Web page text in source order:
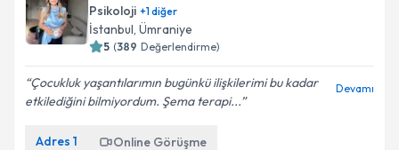
Psikoloji +1diğer
İstanbul, Ümraniye
5 (389 Değerlendirme)
Çocukluk yaşantılarımın bugünkü ilişkilerimi bu kadar
etkilediğini bilmiyordum. Şema terapi...
Devamı
Adres 1 Online Görüşme